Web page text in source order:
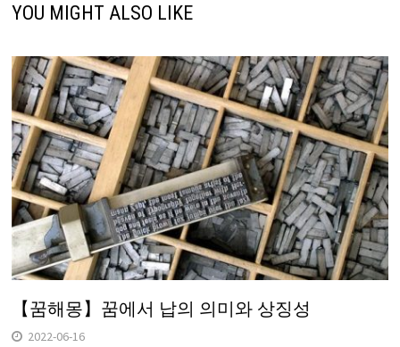
YOU MIGHT ALSO LIKE
【꿈해몽】꿈에서 납의 의미와 상징성
2022-06-16